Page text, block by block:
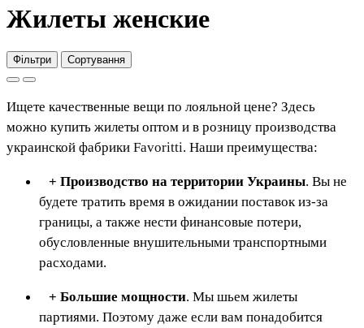
Жилеты женские
Фільтри Сортування
Ищете качественные вещи по лояльной цене? Здесь
можно купить жилеты оптом и в розницу производства
украинской фабрики Favoritti. Наши преимущества:
+ Производство на территории Украины. Вы не
будете тратить время в ожидании поставок из-за
границы, а также нести финансовые потери,
обусловленные внушительными транспортными
расходами.
+ Большие мощности. Мы шьем жилеты
партиями. Поэтому даже если вам понадобится